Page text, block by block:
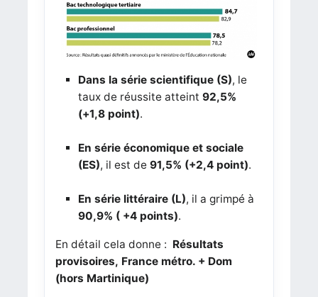
Dans la série scientifique (S), le
taux de réussite atteint 92,5%
(+1,8 point).
En série économique et sociale
(ES), il est de 91,5% (+2,4 point).
En série littéraire (L), il a grimpé à
90,9% ( +4 points).
En détail cela donne : Résultats
provisoires, France métro. + Dom
(hors Martinique)